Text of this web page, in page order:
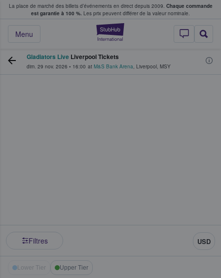
La place de marché des billets d’événements en direct depuis 2009. Chaque commande
est garantie à 100 %. Les prix peuvent différer de la valeur nominale.
StubHub - Où
Menu
fans achètent et vendent des billets
Gladiators Live Liverpool Tickets
dim. 29 nov. 2026 • 16:00 at M&S Bank Arena, Liverpool, MSY
Filtres USD
Lower Tier Upper Tier